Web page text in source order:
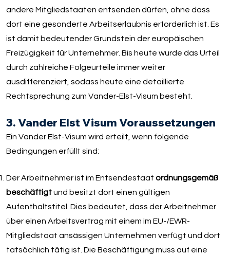
andere Mitgliedstaaten entsenden dürfen, ohne dass
dort eine gesonderte Arbeitserlaubnis erforderlich ist. Es
ist damit bedeutender Grundstein der europäischen
Freizügigkeit für Unternehmer. Bis heute wurde das Urteil
durch zahlreiche Folgeurteile immer weiter
ausdifferenziert, sodass heute eine detaillierte
Rechtsprechung zum Vander-Elst-Visum besteht.
3. Vander Elst Visum Voraussetzungen
Ein Vander Elst-Visum wird erteilt, wenn folgende
Bedingungen erfüllt sind:
Der Arbeitnehmer ist im Entsendestaat ordnungsgemäß
beschäftigtund besitzt dort einen gültigen
Aufenthaltstitel. Dies bedeutet, dass der Arbeitnehmer
über einen Arbeitsvertrag mit einem im EU-/EWR-
Mitgliedstaat ansässigen Unternehmen verfügt und dort
tatsächlich tätig ist. Die Beschäftigung muss auf eine